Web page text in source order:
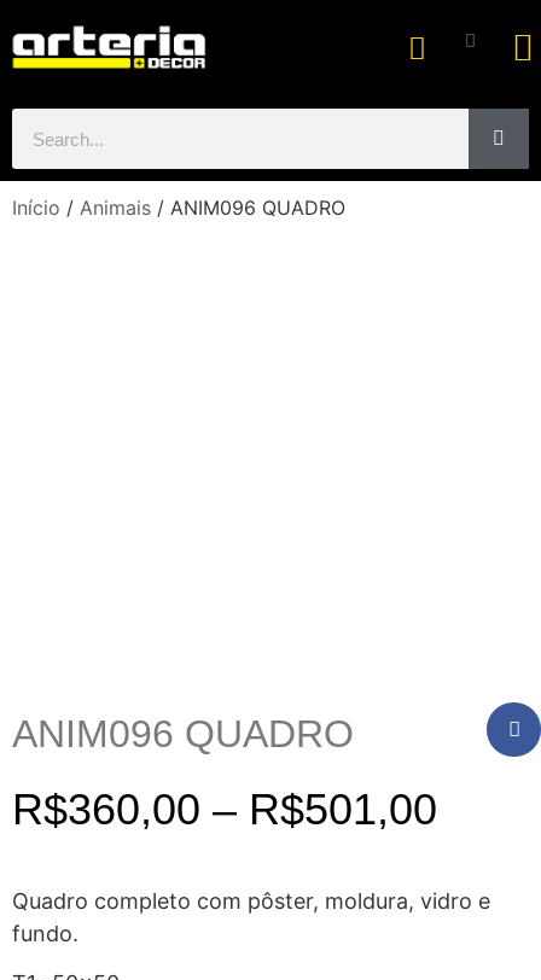
Início / Animais / ANIM096 QUADRO
ANIM096 QUADRO
R$360,00 – R$501,00
Quadro completo com pôster, moldura, vidro e
fundo.